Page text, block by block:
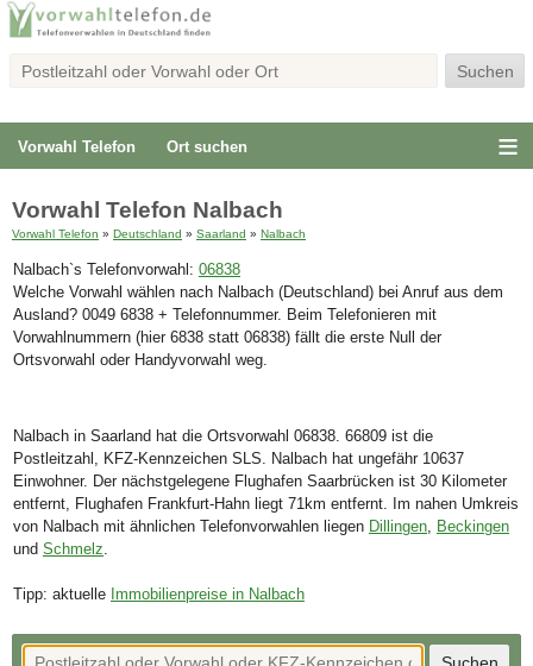
Vorwahl Telefon Ort suchen
Vorwahl Telefon Nalbach
Vorwahl Telefon » Deutschland » Saarland » Nalbach
Nalbach`s Telefonvorwahl: 06838
Welche Vorwahl wählen nach Nalbach (Deutschland) bei Anruf aus dem
Ausland? 0049 6838 + Telefonnummer. Beim Telefonieren mit
Vorwahlnummern (hier 6838 statt 06838) fällt die erste Null der
Ortsvorwahl oder Handyvorwahl weg.
Nalbach in Saarland hat die Ortsvorwahl 06838. 66809 ist die
Postleitzahl, KFZ-Kennzeichen SLS. Nalbach hat ungefähr 10637
Einwohner. Der nächstgelegene Flughafen Saarbrücken ist 30 Kilometer
entfernt, Flughafen Frankfurt-Hahn liegt 71km entfernt. Im nahen Umkreis
von Nalbach mit ähnlichen Telefonvorwahlen liegen Dillingen, Beckingen
und Schmelz.
Tipp: aktuelle Immobilienpreise in Nalbach